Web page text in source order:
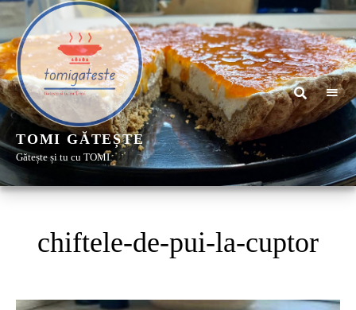
TOMI GĂTEȘTE
Gătește și tu cu TOMI
chiftele-de-pui-la-cuptor